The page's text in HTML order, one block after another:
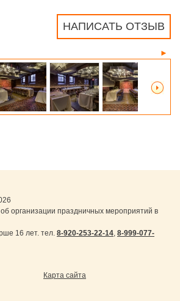
НАПИСАТЬ ОТЗЫВ
►
организации праздничных мероприятий в
16 лет. тел. 8-920-253-22-14 8-999-077-
Карта сайта